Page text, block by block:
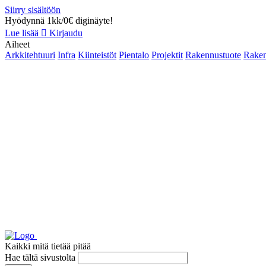
Siirry sisältöön
Hyödynnä 1kk/0€ diginäyte!
Lue lisää
Kirjaudu
Aiheet
Arkkitehtuuri Infra Kiinteistöt Pientalo Projektit Rakennustuote
Kaikki mitä tietää pitää
Hae tältä sivustolta